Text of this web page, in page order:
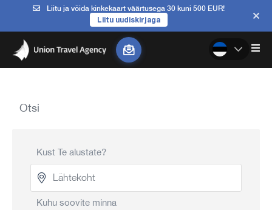
Liitu ja võida kinkekaart väärtusega 30 kuni 500 EUR!
Liitu uudiskirjaga
Otsi
Kust Te alustate?
Kuhu soovite minna